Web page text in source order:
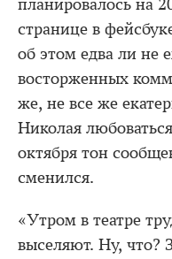
планировалось на
странице в
об этом едва ли не
восторженных
же, не все же
Николая
октября тон
сменился.
«Утром в театре
выселяют. Ну, что?